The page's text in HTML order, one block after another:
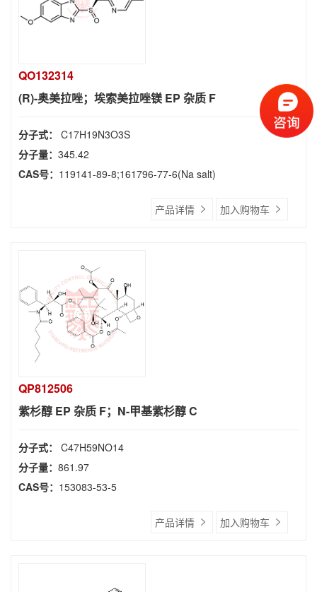
QO132314
(R)-奥美拉唑；埃索美拉唑镁 EP 杂质 F
分子式： C17H19N3O3S
分子量： 345.42
CAS号： 119141-89-8;161796-77-6(Na salt)
产品详情 加入购物车
QP812506
紫杉醇 EP 杂质 F；N-甲基紫杉醇 C
分子式： C47H59NO14
分子量： 861.97
CAS号： 153083-53-5
产品详情 加入购物车